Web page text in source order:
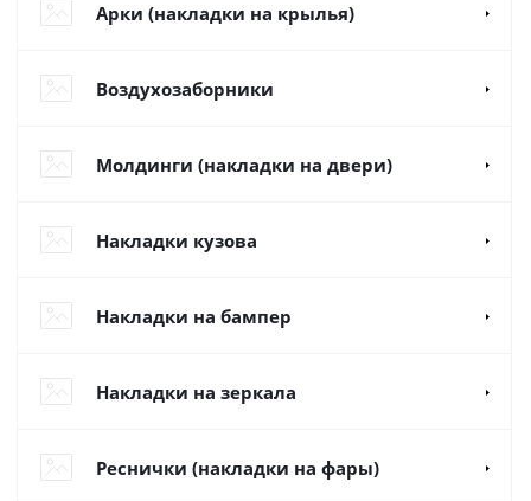
Арки (накладки на крылья)
Воздухозаборники
Молдинги (накладки на двери)
Накладки кузова
Накладки на бампер
Накладки на зеркала
Реснички (накладки на фары)